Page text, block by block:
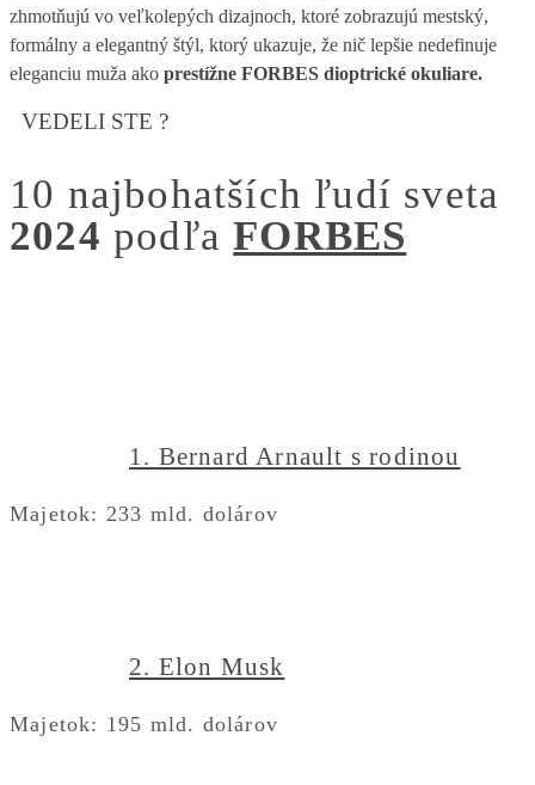
zhmotňujú vo veľkolepých dizajnoch, ktoré zobrazujú mestský,
formálny a elegantný štýl, ktorý ukazuje, že nič lepšie nedefinuje
eleganciu muža ako prestížne FORBES dioptrické okuliare.
VEDELI STE ?
10 najbohatších ľudí sveta
2024 podľaFORBES
1. Bernard Arnault s rodinou
Majetok: 233 mld. dolárov
2. Elon Musk
Majetok: 195 mld. dolárov